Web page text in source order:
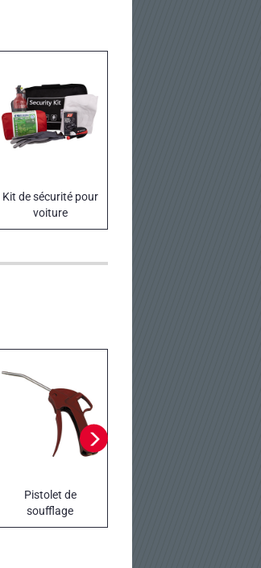
Kit de sécurité pour
voiture
Pistolet de
soufflage